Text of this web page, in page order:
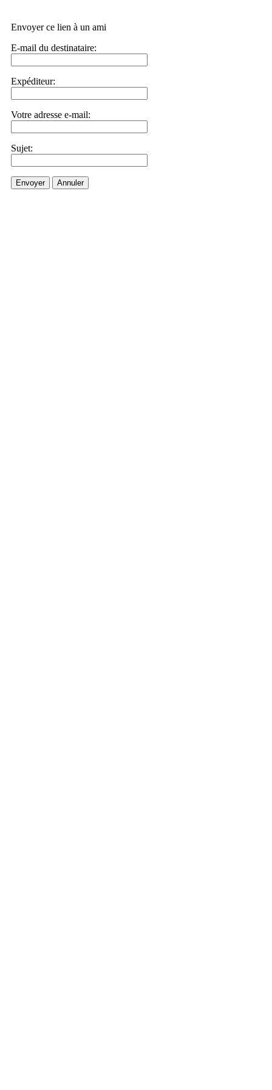
Envoyer ce lien à un ami
E-mail du destinataire:
Expéditeur:
Votre adresse e-mail:
Sujet:
Envoyer Annuler